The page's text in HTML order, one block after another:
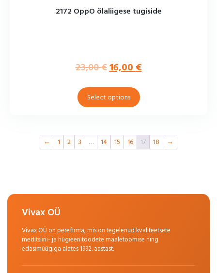
2172 OppO õlaliigese tugiside
23,00€16,00€
Select options
← 1 2 3 … 14 15 16 17 18 →
Vivax OÜ
Vivax OÜ on perefirma, mis on tegelenud kvaliteetsete
meditsiini- ja hügieenitoodete maaletoomise ning
edasimüügiga alates 1992. aastast.